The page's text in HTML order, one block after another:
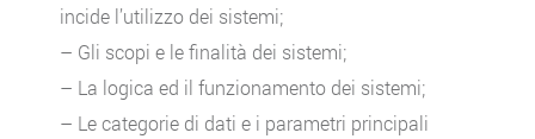
incide l’utilizzo dei sistemi;
– Gli scopi e le finalità dei sistemi;
– La logica ed il funzionamento dei sistemi;
– Le categorie di dati e i parametri principali